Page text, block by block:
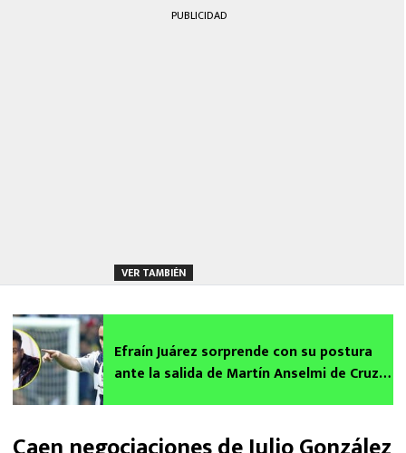
PUBLICIDAD
VER TAMBIÉN
Efraín Juárez sorprende con su postura
ante la salida de Martín Anselmi de Cruz